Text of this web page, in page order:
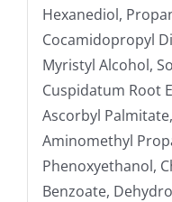
Hexanediol,
Cocamidopropyl
Myristyl Alcohol,
Cuspidatum Root
Ascorbyl
Aminomethyl
Phenoxyethanol,
Benzoate,